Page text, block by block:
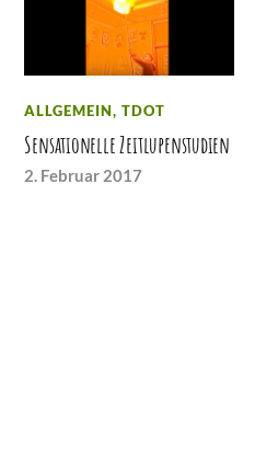
ALLGEMEIN,TDOT
Sensationelle Zeitlupenstudien
2. Februar 2017